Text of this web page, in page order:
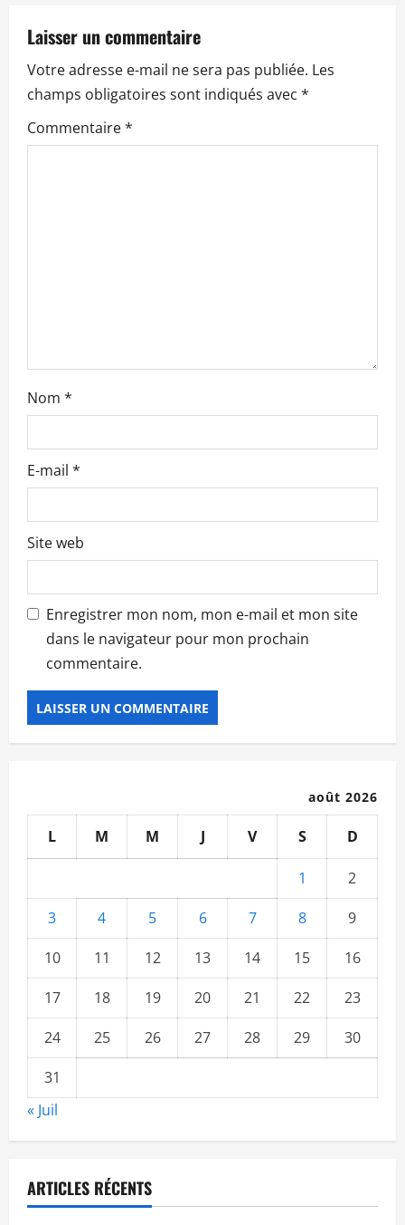
i
o
n
i
c
e
Laisser un commentaire
Votre adresse e-mail ne sera pas publiée. Les
champs obligatoires sont indiqués avec *
Commentaire*
Nom *
E-mail *
Site web
Enregistrer mon nom, mon e-mail et mon site
dans le navigateur pour mon prochain
commentaire.
août 2026
L M M J V S D
1
2
3
4 5 6 7 8
9
10
11 12 13 14 15
16
17
18 19 20 21 22
23
24
25 26 27 28 29
30
31
« Juil
ARTICLES RÉCENTS